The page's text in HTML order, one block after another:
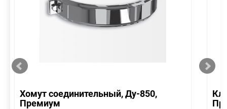
Хомут соединительный, Ду-850,
Премиум